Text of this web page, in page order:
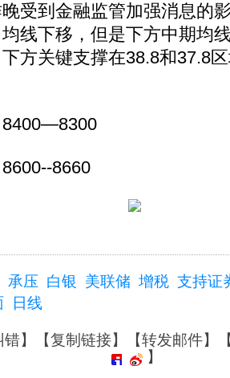
到金融监管加强消息的
线下移，但是下方中期均
方关键支撑在38.8和37.8
8660
承压 白银 美联储 增税 支持证
日线
错】【复制链接】【转发邮件】
】